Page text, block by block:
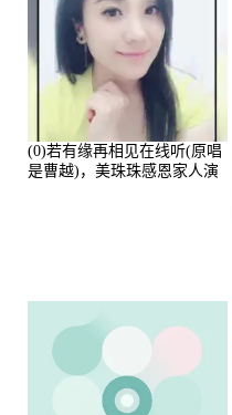
(0)若有缘再相见在线听(原唱
是曹越)，美珠珠感恩家人演